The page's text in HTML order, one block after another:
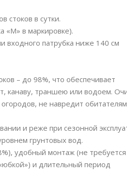
стоков в сутки.
«М» в маркировке).
входного патрубка ниже 140 см
– до 98%, что обеспечивает
канаву, траншею или водоем.
не навредит обитателям
и реже при сезонной
грунтовых вод.
удобный монтаж (не требуется
и длительный период